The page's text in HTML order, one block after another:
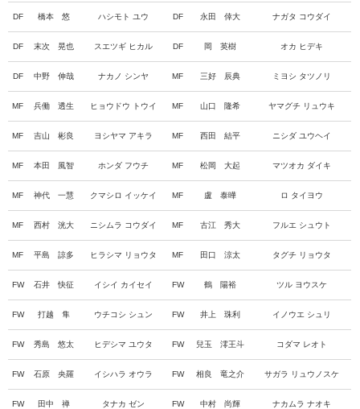
DF 橋本 悠 ハシモト ユウ DF 永田 倖大 ナガタ コウダイ
DF 末次 晃也 スエツギ ヒカル DF 岡 英樹 オカ ヒデキ
DF 中野 伸哉 ナカノ シンヤ MF 三好 辰典 ミヨシ タツノリ
MF 兵働 透生 ヒョウドウ トウイ MF 山口 隆希 ヤマグチ リュウキ
MF 吉山 彬良 ヨシヤマ アキラ MF 西田 結平 ニシダ ユウヘイ
MF 本田 風智 ホンダ フウチ MF 松岡 大起 マツオカ ダイキ
MF 神代 一慧 クマシロ イッケイ MF 盧 泰曄 ロ タイヨウ
MF 西村 洸大 ニシムラ コウダイ MF 古江 秀大 フルエ シュウト
MF 平島 諒多 ヒラシマ リョウタ MF 田口 涼太 タグチ リョウタ
FW 石井 快征 イシイ カイセイ FW 鶴 陽裕 ツル ヨウスケ
FW 打越 隼 ウチコシ シュン FW 井上 珠利 イノウエ シュリ
FW 秀島 悠太 ヒデシマ ユウタ FW 兒玉 澪王斗 コダマ レオト
FW 石原 央羅 イシハラ オウラ FW 相良 竜之介 サガラ リュウノスケ
FW 田中 禅 タナカ ゼン FW 中村 尚輝 ナカムラ ナオキ